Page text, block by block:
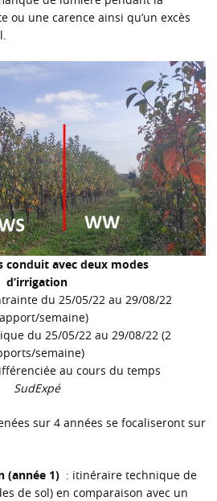
ou une carence ainsi qu’un excès
conduit avec deux modes
d’irrigation
du 25/05/22 au 29/08/22
semaine)
du 25/05/22 au 29/08/22 (2
semaine)
au cours du temps
SudExpé
sur 4 années se focaliseront sur
(année 1) : itinéraire technique de
de sol) en comparaison avec un